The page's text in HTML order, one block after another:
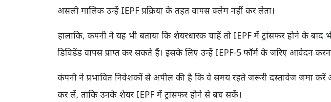
असली मालिक उन्हें IEPF प्रक्रिया के तहत वापस क्लेम नहीं कर लेता।
हालांकि, कंपनी ने यह भी बताया कि शेयरधारक चाहें तो IEPF में ट्रांसफर होने के
डिविडेंड वापस प्राप्त कर सकते हैं। इसके लिए उन्हें IEPF-5 फॉर्म के जरिए आवेदन करना
कंपनी ने प्रभावित निवेशकों से अपील की है कि वे समय रहते जरूरी दस्तावेज जमा
कर लें, ताकि उनके शेयर IEPF में ट्रांसफर होने से बच सकें।